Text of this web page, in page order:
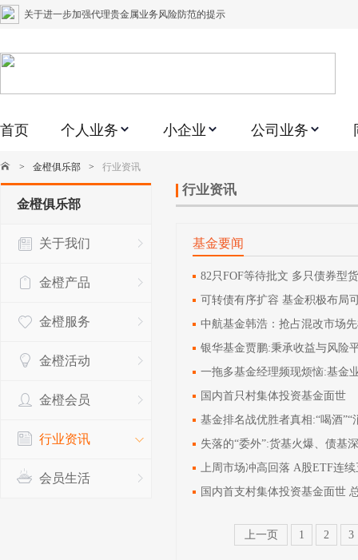
关于进一步加强代理贵金属业务风险防范的提示
关于修订《平安银行平安金积存业务协议书（个人）》的公告
关于2021年劳动节期间代理贵金属业务风险提示的通知
关于加强代理贵金属业务风险防范的提示
关于2020年端午节期间上金所代理业务调整合约保证金比例和涨跌幅度限制的
首页 个人业务 小企业 公司业务
> 金橙俱乐部 > 行业资讯
金橙俱乐部
关于我们
金橙产品
金橙服务
金橙活动
金橙会员
行业资讯
会员生活
行业资讯
基金要闻
82只FOF等待批文 多只债券型
可转债有序扩容 基金积极布局
中航基金韩浩：抢占混改市场
银华基金贾鹏:秉承收益与风险
一拖多基金经理频现烦恼:基金
国内首只村集体投资基金面世
基金排名战优胜者真相:“喝酒”“
失落的“委外”:货基火爆、债基
上周市场冲高回落 A股ETF连
国内首支村集体投资基金面世
上一页 1 2 3